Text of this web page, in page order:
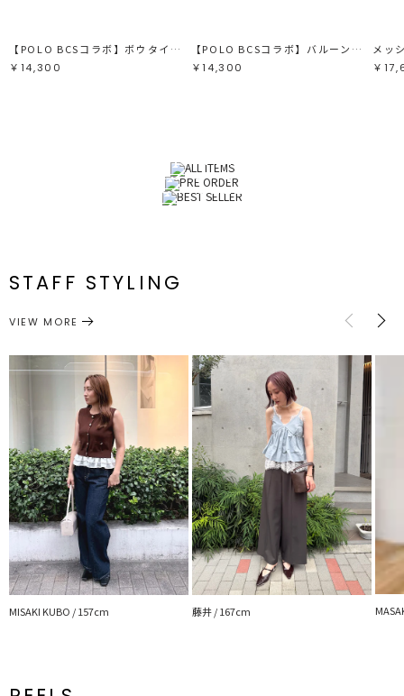
【POLO BCSコラボ】ボウタイシャツ
￥14,300
【POLO BCSコラボ】バルーンケーブルニットカーディガン
￥14,300
￥
ALL ITEMS
PRE ORDER
SHOP NOW
BEST SELLER
SHOP NOW
STAFF STYLING
VIEW MORE
MISAKI KUBO / 157cm 藤井 / 167cm